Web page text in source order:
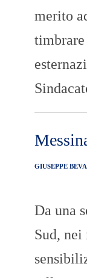
merito
timbrare
GIUSEPPE
Da una
Sud,